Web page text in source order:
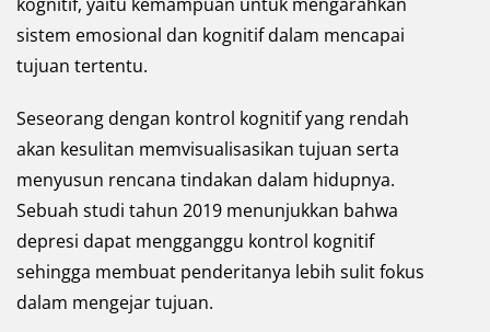
sistem emosional dan kognitif dalam mencapai
tujuan tertentu.
Seseorang dengan kontrol kognitif yang rendah
akan kesulitan memvisualisasikan tujuan serta
menyusun rencana tindakan dalam hidupnya.
Sebuah studi tahun 2019 menunjukkan bahwa
depresi dapat mengganggu kontrol kognitif
sehingga membuat penderitanya lebih sulit fokus
dalam mengejar tujuan.